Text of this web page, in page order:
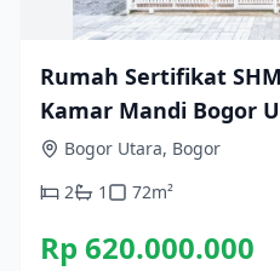
Rumah Sertifikat
Kamar Mandi Bogor
Bogor Utara, Bogor
2
1 72m²
Rp 620.000.000